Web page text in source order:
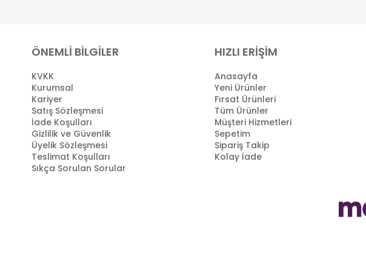
ÖNEMLİ BİLGİLER
KVKK
Kurumsal
Kariyer
Satış Sözleşmesi
İade Koşulları
Gizlilik ve Güvenlik
Üyelik Sözleşmesi
Teslimat Koşulları
Sıkça Sorulan Sorular
HIZLI ERİŞİM
Anasayfa
Yeni Ürünler
Fırsat Ürünleri
Tüm Ürünler
Müşteri Hizmetleri
Sepetim
Sipariş Takip
Kolay İade